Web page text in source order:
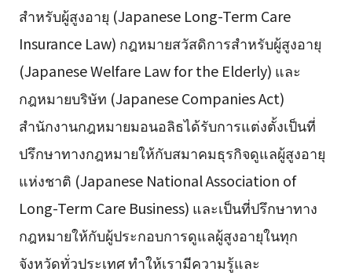
สำหรับผู้สูงอายุ (Japanese Long-Term Care
Insurance Law) กฎหมายสวัสดิการสำหรับผู้สูงอายุ
(Japanese Welfare Law for the Elderly) และ
กฎหมายบริษัท (Japanese Companies Act)
สำนักงานกฎหมายมอนอลิธได้รับการแต่งตั้งเป็นที่
ปรึกษาทางกฎหมายให้กับสมาคมธุรกิจดูแลผู้สูงอายุ
แห่งชาติ (Japanese National Association of
Long-Term Care Business) และเป็นที่ปรึกษาทาง
กฎหมายให้กับผู้ประกอบการดูแลผู้สูงอายุในทุก
จังหวัดทั่วประเทศ ทำให้เรามีความรู้และ